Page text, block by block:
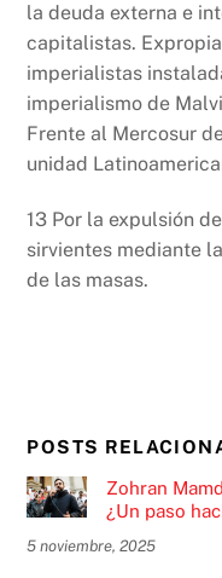
la deuda externa e
capitalistas.
imperialistas
imperialismo de
Frente al Mercosur
unidad
13 Por la expulsión
sirvientes mediante
de las masas.
POSTS
Zohran
¿Un paso
5 noviembre, 2025